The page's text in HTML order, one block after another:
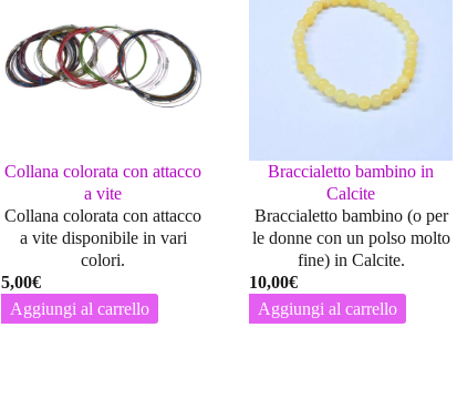
Collana colorata con attacco
a vite
Collana colorata con attacco
a vite disponibile in vari
colori.
5,00€
Aggiungi al carrello
Braccialetto bambino in
Calcite
Braccialetto bambino (o per
le donne con un polso molto
fine) in Calcite.
10,00€
Aggiungi al carrello